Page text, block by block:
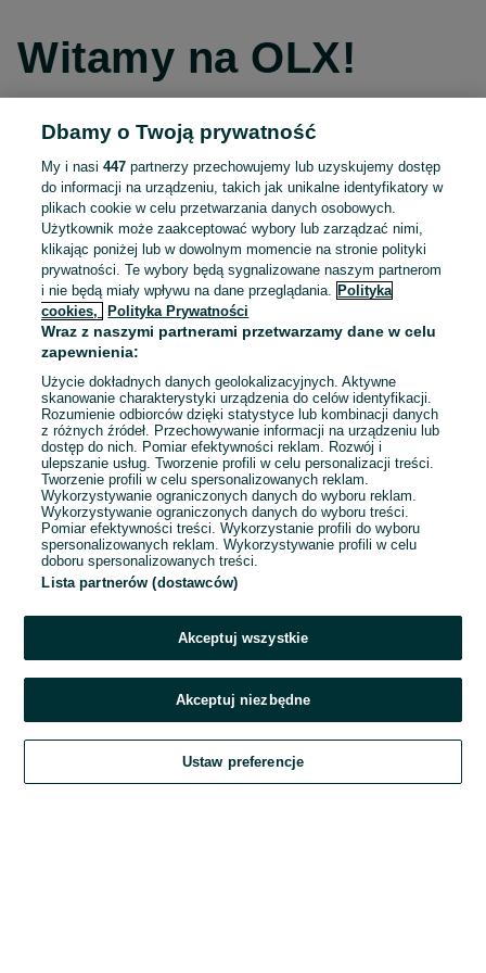
Witamy na OLX!
Kontynuuj przez Facebooka
Kontynuuj przez konto Apple
Kontynuuj przez konto Google
LUB
E-mail
Hasło
Zaloguj się
Kontynuując za pośrednictwem jednego z dostawców wskazanych powyżej,
OLX.pl w jego aktualnym brzmieniu.
Dbamy o Twoją prywatność
My i nasi447 partnerzy przechowujemy lub uzyskujemy dostęp
do informacji na urządzeniu, takich jak unikalne identyfikatory w
plikach cookie w celu przetwarzania danych osobowych.
Użytkownik może zaakceptować wybory lub zarządzać nimi,
klikając poniżej lub w dowolnym momencie na stronie polityki
prywatności. Te wybory będą sygnalizowane naszym partnerom
i nie będą miały wpływu na dane przeglądania.
Polityka
cookies,
Polityka Prywatności
Wraz z naszymi partnerami przetwarzamy dane w celu
zapewnienia:
Użycie dokładnych danych geolokalizacyjnych. Aktywne
skanowanie charakterystyki urządzenia do celów identyfikacji.
Rozumienie odbiorców dzięki statystyce lub kombinacji danych
z różnych źródeł. Przechowywanie informacji na urządzeniu lub
dostęp do nich. Pomiar efektywności reklam. Rozwój i
ulepszanie usług. Tworzenie profili w celu personalizacji treści.
Tworzenie profili w celu spersonalizowanych reklam.
Wykorzystywanie ograniczonych danych do wyboru reklam.
Wykorzystywanie ograniczonych danych do wyboru treści.
Pomiar efektywności treści. Wykorzystanie profili do wyboru
spersonalizowanych reklam. Wykorzystywanie profili w celu
doboru spersonalizowanych treści.
Lista partnerów (dostawców)
Akceptuj wszystkie
Akceptuj niezbędne
Ustaw preferencje